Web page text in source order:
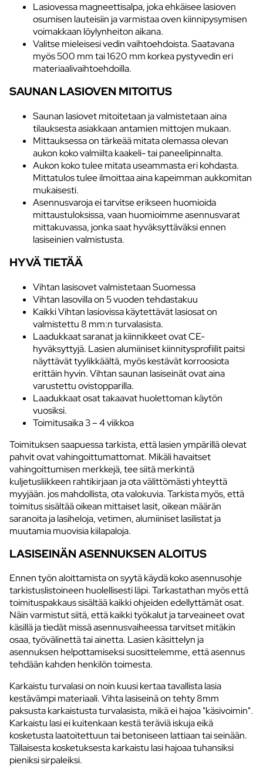
Lasiovessa magneettisalpa, joka ehkäisee lasioven
osumisen lauteisiin ja varmistaa oven kiinnipysymisen
voimakkaan löylynheiton aikana.
Valitse mieleisesi vedin vaihtoehdoista. Saatavana
myös 500 mm tai 1620 mm korkea pystyvedin eri
materiaalivaihtoehdoilla.
SAUNAN LASIOVEN MITOITUS
Saunan lasiovet mitoitetaan ja valmistetaan aina
tilauksesta asiakkaan antamien mittojen mukaan.
Mittauksessa on tärkeää mitata olemassa olevan
aukon koko valmiilta kaakeli- tai paneelipinnalta.
Aukon koko tulee mitata useammasta eri kohdasta.
Mittatulos tulee ilmoittaa aina kapeimman aukkomitan
mukaisesti.
Asennusvaroja ei tarvitse erikseen huomioida
mittaustuloksissa, vaan huomioimme asennusvarat
mittakuvassa, jonka saat hyväksyttäväksi ennen
lasiseinien valmistusta.
HYVÄ TIETÄÄ
Vihtan lasisovet valmistetaan Suomessa
Vihtan lasovilla on 5 vuoden tehdastakuu
Kaikki Vihtan lasiovissa käytettävät lasiosat on
valmistettu 8 mm:n turvalasista.
Laadukkaat saranat ja kiinnikkeet ovat CE-
hyväksyttyjä. Lasien alumiiniset kiinnitysprofiilit paitsi
näyttävät tyylikkäältä, myös kestävät korroosiota
erittäin hyvin. Vihtan saunan lasiseinät ovat aina
varustettu ovistopparilla.
Laadukkaat osat takaavat huolettoman käytön
vuosiksi.
Toimitusaika 3 – 4 viikkoa
Toimituksen saapuessa tarkista, että lasien ympärillä olevat
pahvit ovat vahingoittumattomat. Mikäli havaitset
vahingoittumisen merkkejä, tee siitä merkintä
kuljetusliikkeen rahtikirjaan ja ota välittömästi yhteyttä
myyjään. jos mahdollista, ota valokuvia. Tarkista myös, että
toimitus sisältää oikean mittaiset lasit, oikean määrän
saranoita ja lasiheloja, vetimen, alumiiniset lasilistat ja
muutamia muovisia kiilapaloja.
LASISEINÄN ASENNUKSEN ALOITUS
Ennen työn aloittamista on syytä käydä koko asennusohje
tarkistuslistoineen huolellisesti läpi. Tarkastathan myös että
toimituspakkaus sisältää kaikki ohjeiden edellyttämät osat.
Näin varmistut siitä, että kaikki työkalut ja tarveaineet ovat
käsillä ja tiedät missä asennusvaiheessa tarvitset mitäkin
osaa, työvälinettä tai ainetta. Lasien käsittelyn ja
asennuksen helpottamiseksi suosittelemme, että asennus
tehdään kahden henkilön toimesta.
Karkaistu turvalasi on noin kuusi kertaa tavallista lasia
kestävämpi materiaali. Vihta lasiseinä on tehty 8mm
paksusta karkaistusta turvalasista, mikä ei hajoa "käsivoimin".
Karkaistu lasi ei kuitenkaan kestä teräviä iskuja eikä
kosketusta laatoitettuun tai betoniseen lattiaan tai seinään.
Tällaisesta kosketuksesta karkaistu lasi hajoaa tuhansiksi
pieniksi sirpaleiksi.